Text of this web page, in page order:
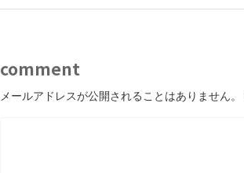
comment
メールアドレスが公開されることはありません。